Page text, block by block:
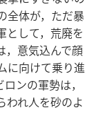
全体が，ただ暴
として，荒廃を
，意気込んで顔
に向けて乗り進
ンの軍勢は，
われ人を砂のよ